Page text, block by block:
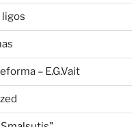
ligos
– E.G.Vait